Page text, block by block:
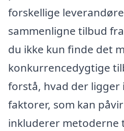
forskellige
sammenligne tilbud
du ikke kun finde det
konkurrencedygtige
forstå, hvad der ligger
faktorer, som kan
inkluderer metoderne